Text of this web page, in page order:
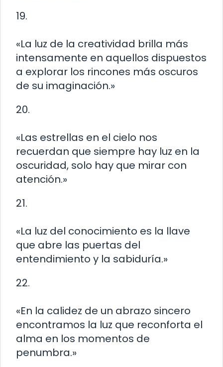
19.
«La luz de la creatividad brilla más
intensamente en aquellos dispuestos
a explorar los rincones más oscuros
de su imaginación.»
20.
«Las estrellas en el cielo nos
recuerdan que siempre hay luz en la
oscuridad, solo hay que mirar con
atención.»
21.
«La luz del conocimiento es la llave
que abre las puertas del
entendimiento y la sabiduría.»
22.
«En la calidez de un abrazo sincero
encontramos la luz que reconforta el
alma en los momentos de
penumbra.»